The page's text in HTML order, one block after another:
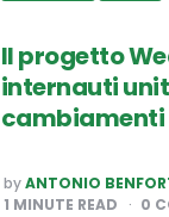
Il progetto
internauti
POSTED
BY
byANTONIO
1 MINUTE READ 0